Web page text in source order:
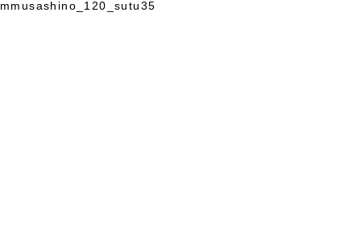
mmusashino_120_sutu35